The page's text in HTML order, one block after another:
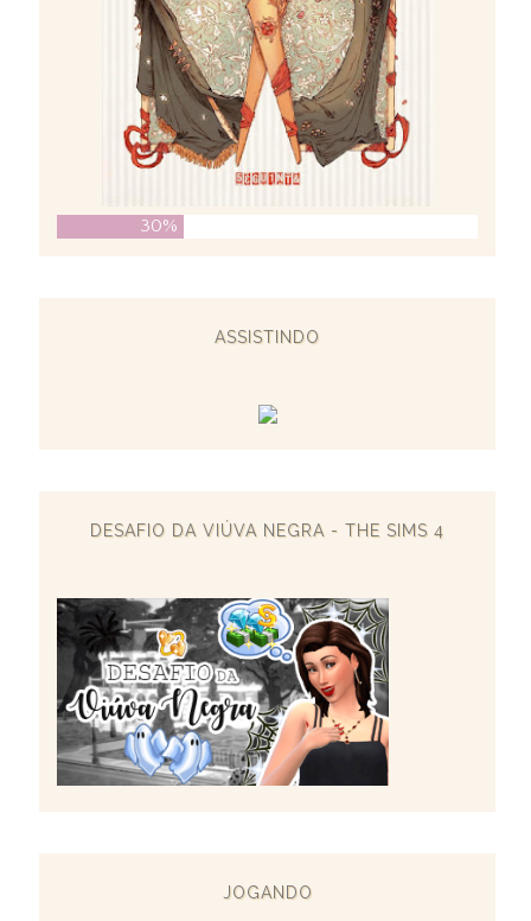
30%
ASSISTINDO
DESAFIO DA VIÚVA NEGRA - THE SIMS 4
JOGANDO